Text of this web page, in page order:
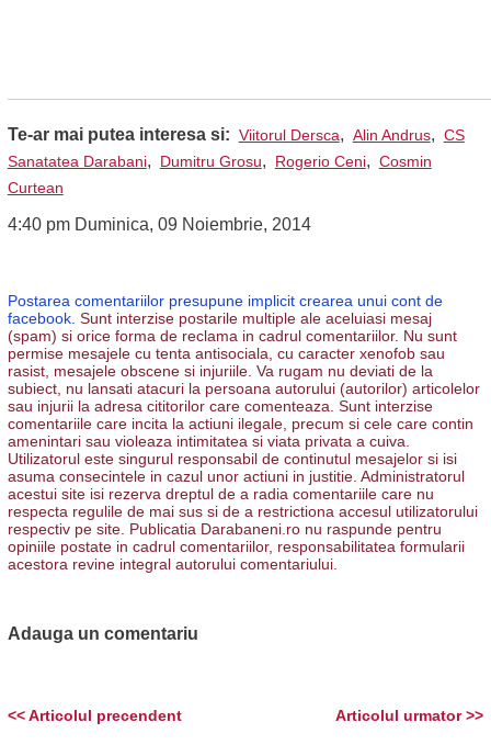
Te-ar mai putea interesa si: Viitorul Dersca, Alin Andrus, CS
Sanatatea Darabani, Dumitru Grosu, Rogerio Ceni, Cosmin
Curtean
4:40 pm Duminica, 09 Noiembrie, 2014
Postarea comentariilor presupune implicit crearea unui cont de
facebook. Sunt interzise postarile multiple ale aceluiasi mesaj
(spam) si orice forma de reclama in cadrul comentariilor. Nu sunt
permise mesajele cu tenta antisociala, cu caracter xenofob sau
rasist, mesajele obscene si injuriile. Va rugam nu deviati de la
subiect, nu lansati atacuri la persoana autorului (autorilor) articolelor
sau injurii la adresa cititorilor care comenteaza. Sunt interzise
comentariile care incita la actiuni ilegale, precum si cele care contin
amenintari sau violeaza intimitatea si viata privata a cuiva.
Utilizatorul este singurul responsabil de continutul mesajelor si isi
asuma consecintele in cazul unor actiuni in justitie. Administratorul
acestui site isi rezerva dreptul de a radia comentariile care nu
respecta regulile de mai sus si de a restrictiona accesul utilizatorului
respectiv pe site. Publicatia Darabaneni.ro nu raspunde pentru
opiniile postate in cadrul comentariilor, responsabilitatea formularii
acestora revine integral autorului comentariului.
Adauga un comentariu
Articolul urmator >>
<< Articolul precendent